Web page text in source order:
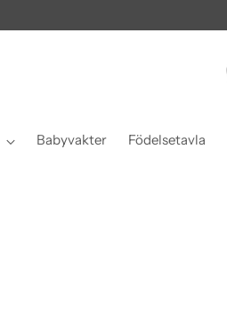
Babyvakter Födelsetavla